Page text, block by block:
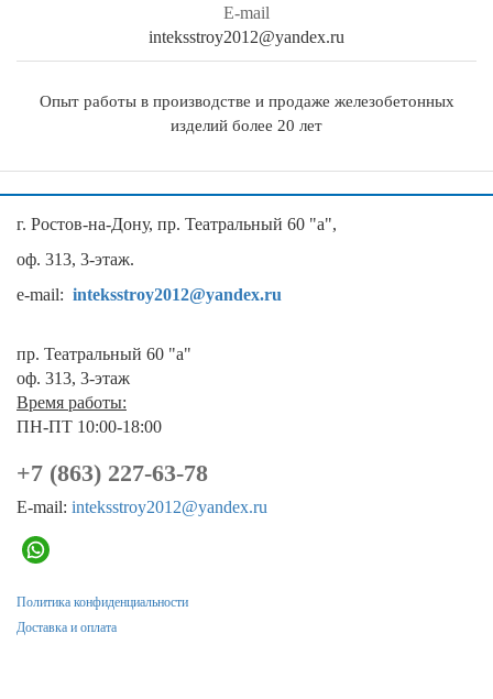
E-mail
inteksstroy2012@yandex.ru
Опыт работы в производстве и продаже железобетонных
изделий более 20 лет
г. Ростов-на-Дону, пр. Театральный 60 "а",
оф. 313, 3-этаж.
e-mail: inteksstroy2012@yandex.ru
пр. Театральный 60 "а"
оф. 313, 3-этаж
Время работы:
ПН-ПТ 10:00-18:00
+7 (863) 227-63-78
E-mail: inteksstroy2012@yandex.ru
Политика конфиденциальности
Доставка и оплата